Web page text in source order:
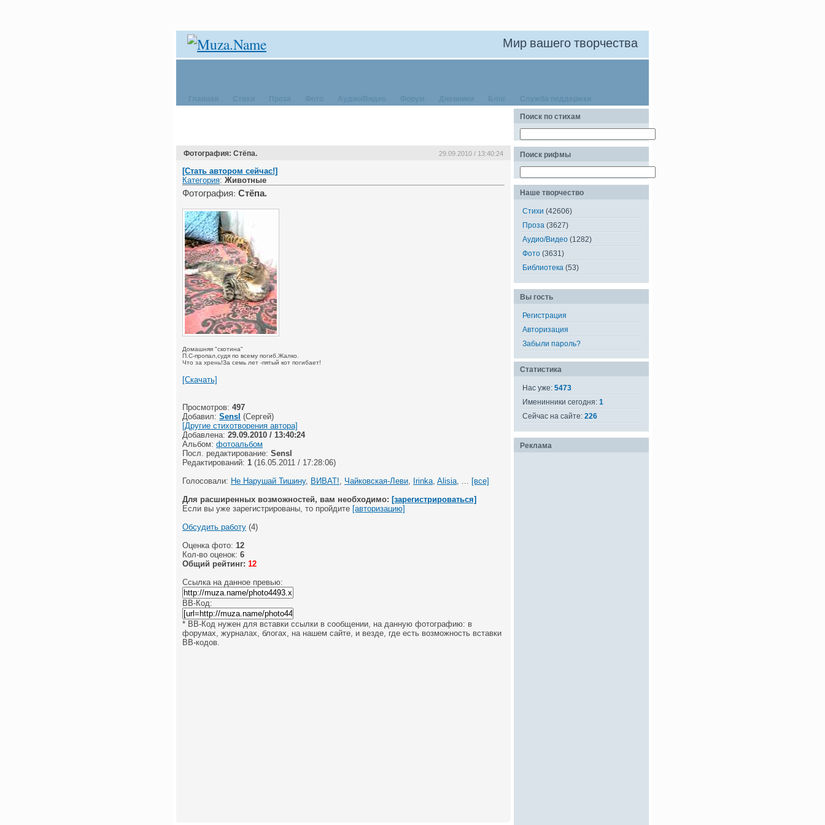
Мир вашего творчества
Фотография: Стёпа. 29.09.2010 / 13:40:24
[Стать автором сейчас!]
Категория: Животные
Фотография: Стёпа.
Домашняя "скотина"
П.С-пропал,судя по всему погиб.Жалко.
Что за хрень!За семь лет -пятый кот погибает!
[Скачать]
Просмотров: 497
Добавил: Sensl (Сергей)
[Другие стихотворения автора]
Добавлена: 29.09.2010 / 13:40:24
Альбом: фотоальбом
Посл. редактирование: Sensl
Редактирований: 1 (16.05.2011 / 17:28:06)
Голосовали: Не Нарушай Тишину, ВИВАТ!, Чайковская-Леви, Irinka, Alisia, ... [все]
Для расширенных возможностей, вам необходимо: [зарегистрироваться]
Если вы уже зарегистрированы, то пройдите [авторизацию]
Обсудить работу (4)
Оценка фото: 12
Кол-во оценок: 6
Общий рейтинг: 12
Ссылка на данное превью:
BB-Код:
* BB-Код нужен для вставки ссылки в сообщении, на данную фотографию: в
форумах, журналах, блогах, на нашем сайте, и везде, где есть возможность вставки
BB-кодов.
Поиск по стихам
Поиск рифмы
Наше творчество
Стихи (42606)
Проза (3627)
Аудио/Видео (1282)
Фото (3631)
Библиотека (53)
Вы гость
Регистрация
Авторизация
Забыли пароль?
Статистика
Нас уже: 5473
Именинники сегодня: 1
Сейчас на сайте: 226
Реклама